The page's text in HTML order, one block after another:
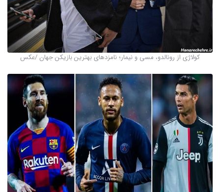
کولاژی از رونالدو، مسی و نیمار؛ نامزدهای بهترین بازیکن جهان /عکس